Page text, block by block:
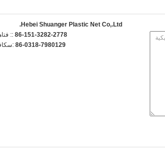
Hebei Shuanger Plastic Net Co,.Ltd.
86-151-3282-2778
86-0318-7980129